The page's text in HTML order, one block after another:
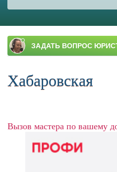
Главное меню
Хабаровская
Вызов мастера по вашему